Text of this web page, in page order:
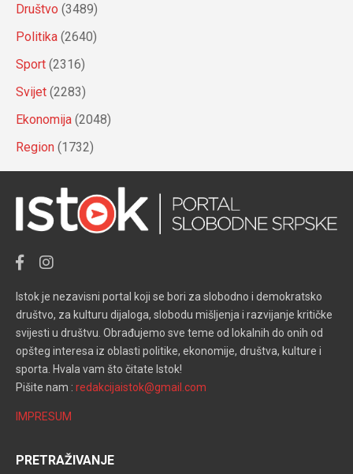
Društvo (3489)
Politika (2640)
Sport (2316)
Svijet (2283)
Ekonomija (2048)
Region (1732)
Istok je nezavisni portal koji se bori za slobodno i demokratsko
društvo, za kulturu dijaloga, slobodu mišljenja i razvijanje kritičke
svijesti u društvu. Obrađujemo sve teme od lokalnih do onih od
opšteg interesa iz oblasti politike, ekonomije, društva, kulture i
sporta. Hvala vam što čitate Istok!
Pišite nam : redakcijaistok@gmail.com
IMPRESUM
PRETRAŽIVANJE